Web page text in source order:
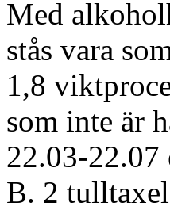
Med
stås vara
1,8
som inte är
22.03-
B. 2